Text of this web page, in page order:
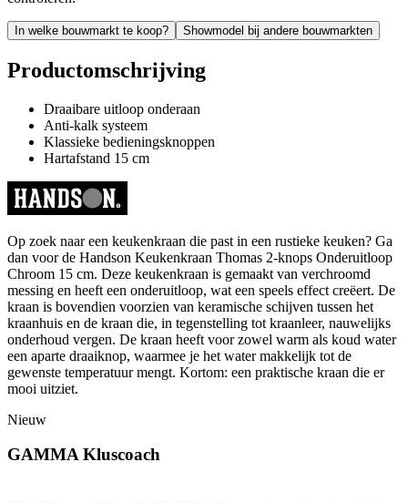
In welke bouwmarkt te koop? Showmodel bij andere bouwmarkten
Productomschrijving
Draaibare uitloop onderaan
Anti-kalk systeem
Klassieke bedieningsknoppen
Hartafstand 15 cm
Op zoek naar een keukenkraan die past in een rustieke keuken? Ga
dan voor de Handson Keukenkraan Thomas 2-knops Onderuitloop
Chroom 15 cm. Deze keukenkraan is gemaakt van verchroomd
messing en heeft een onderuitloop, wat een speels effect creëert. De
kraan is bovendien voorzien van keramische schijven tussen het
kraanhuis en de kraan die, in tegenstelling tot kraanleer, nauwelijks
onderhoud vergen. De kraan heeft voor zowel warm als koud water
een aparte draaiknop, waarmee je het water makkelijk tot de
gewenste temperatuur mengt. Kortom: een praktische kraan die er
mooi uitziet.
Nieuw
GAMMA Kluscoach